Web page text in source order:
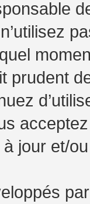
prudent
jour et/